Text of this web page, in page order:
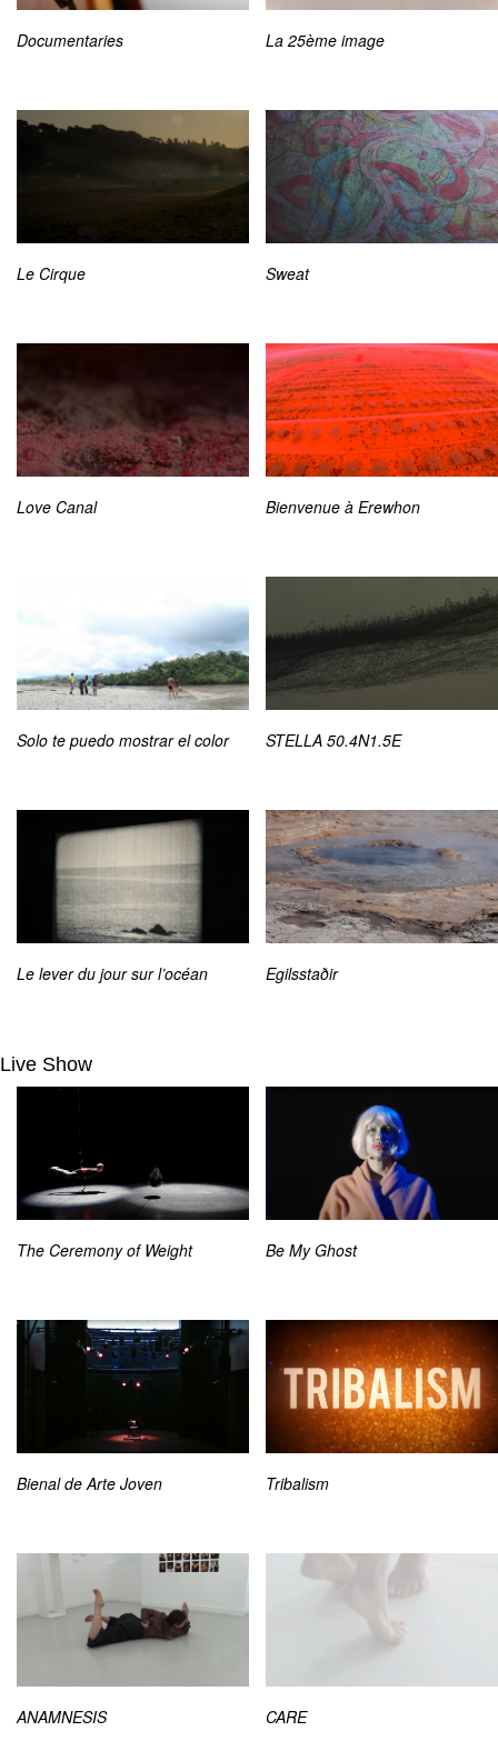
Documentaries La 25ème image
Le Cirque Sweat
Love Canal Bienvenue à Erewhon
Solo te puedo mostrar el color STELLA 50.4N1.5E
Le lever du jour sur l’océan Egilsstaðir
Live Show
The Ceremony of Weight Be My Ghost
Bienal de Arte Joven Tribalism
ANAMNESIS CARE